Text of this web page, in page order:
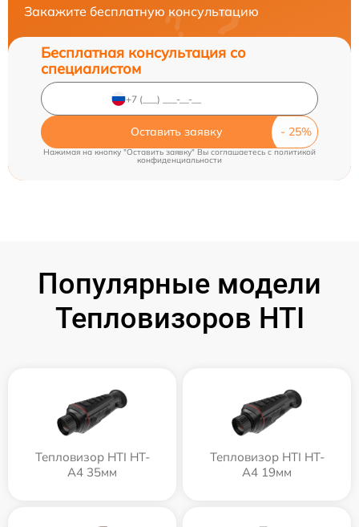
Закажите бесплатную консультацию
Бесплатная консультация со
специалистом
Оставить заявку
Нажимая на кнопку "Оставить заявку" Вы соглашаетесь cполитикой
конфиденциальности
Популярные модели
Тепловизоров HTI
Тепловизор HTI HT-
A4 35мм
Тепловизор HTI HT-
A4 19мм